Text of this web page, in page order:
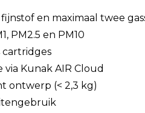
en maximaal twee
PM2.5 en PM10
cartridges
via Kunak AIR Cloud
ontwerp (< 2,3 kg)